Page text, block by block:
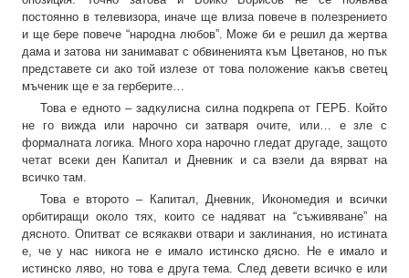
постоянно в телевизора, иначе ще влиза повече в полезрението
и ще бере повече “народна любов”. Може би е решил да жертва
дама и затова ни занимават с обвиненията към Цветанов, но пък
представете си ако той излезе от това положение какъв светец
мъченик ще е за герберите…
Това е едното – задкулисна силна подкрепа от ГЕРБ. Който
не го вижда или нарочно си затваря очите, или… е зле с
формалната логика. Много хора нарочно гледат другаде, защото
четат всеки ден Капитал и Дневник и са взели да вярват на
всичко там.
Това е второто – Капитал, Дневник, Икономедия и всички
орбитиращи около тях, които се надяват на “съживяване” на
дясното. Опитват се всякакви отвари и заклинания, но истината
е, че у нас никога не е имало истинско дясно. Не е имало и
истинско ляво, но това е друга тема. След девети всичко е или